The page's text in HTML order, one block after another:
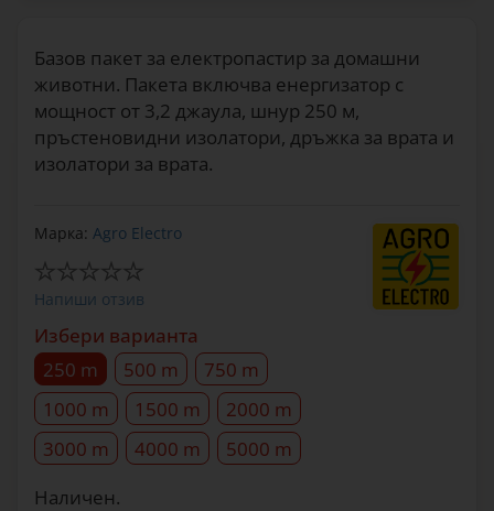
Базов пакет за електропастир за домашни
животни. Пакета включва енергизатор с
мощност от 3,2 джаула, шнур 250 м,
пръстеновидни изолатори, дръжка за врата и
изолатори за врата.
Марка: Agro Electro
Напиши отзив
Избери варианта
250 m
500 m
750 m
1000 m
1500 m
2000 m
3000 m
4000 m
5000 m
Наличен.